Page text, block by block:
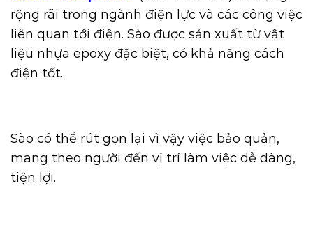
rộng rãi trong ngành điện lực và các công việc
liên quan tới điện. Sào được sản xuất từ vật
liệu nhựa epoxy đặc biệt, có khả năng cách
điện tốt.
Sào có thể rút gọn lại vì vậy việc bảo quản,
mang theo người đến vị trí làm việc dễ dàng,
tiện lợi.